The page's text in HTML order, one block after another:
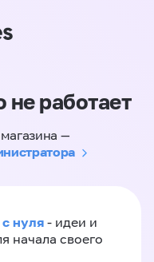
не работает
—
нуля - идеи и
начала своего